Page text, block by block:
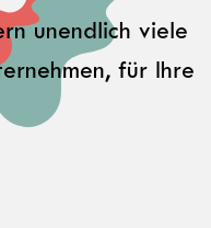
unendlich viele
für Ihre